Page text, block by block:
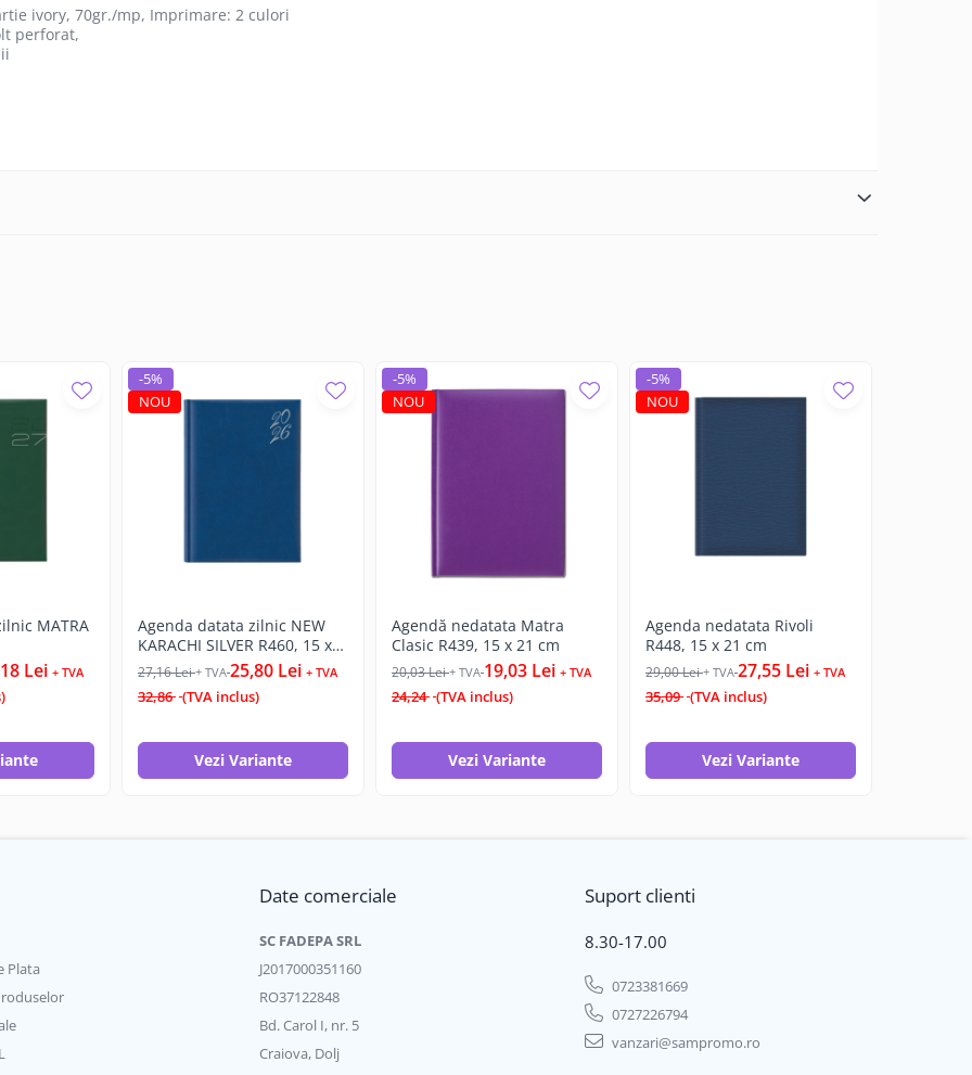
ivory, 70gr./mp, Imprimare: 2 culori
perforat,
MATRA
Lei + TVA
-5%
NOU
Agenda datata zilnic NEW
KARACHI SILVER R460, 15 x
21 cm
27,16 Lei+ TVA 25,80 Lei + TVA
32,86 (TVA inclus)
Vezi Variante
-5%
NOU
Agendă nedatata Matra
Clasic R439, 15 x 21 cm
20,03 Lei+ TVA 19,03 Lei + TVA
24,24 (TVA inclus)
Vezi Variante
-5%
NOU
Agenda nedatata Rivoli
R448, 15 x 21 cm
29,00 Lei+ TVA 27,55 Lei + TVA
35,09 (TVA inclus)
Vezi Variante
Plata
Date comerciale
SC FADEPA SRL
J2017000351160
RO37122848
Bd. Carol I, nr. 5
Craiova, Dolj
Suport clienti
8.30-17.00
0723381669
0727226794
vanzari@sampromo.ro